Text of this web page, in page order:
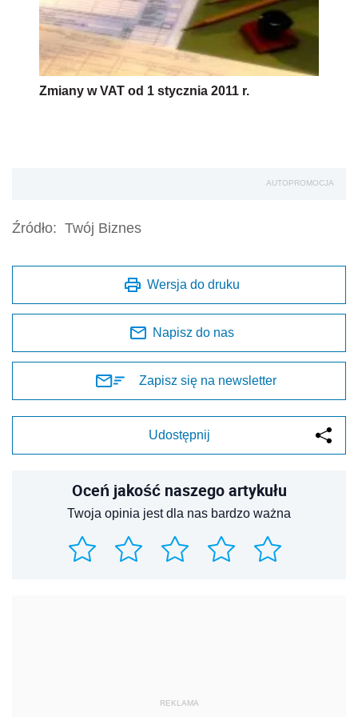
Zmiany w VAT od 1 stycznia 2011 r.
AUTOPROMOCJA
Źródło: Twój Biznes
Wersja do druku
Napisz do nas
Zapisz się na newsletter
Udostępnij
Oceń jakość naszego artykułu
Twoja opinia jest dla nas bardzo ważna
REKLAMA